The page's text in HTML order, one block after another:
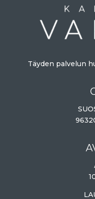
Täyden palvelun